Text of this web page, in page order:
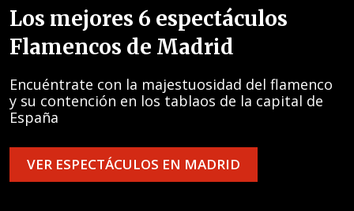
Los mejores 6 espectáculos
Flamencos de Madrid
Encuéntrate con la majestuosidad del flamenco
y su contención en los tablaos de la capital de
España
VER ESPECTÁCULOS EN MADRID